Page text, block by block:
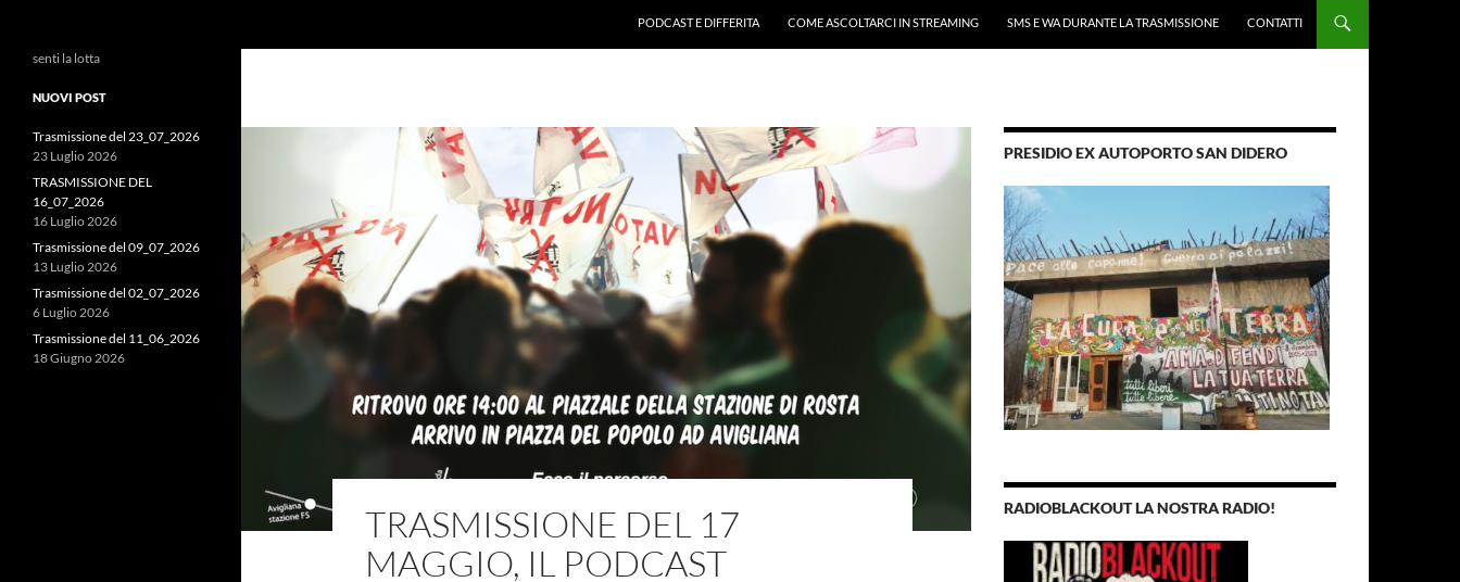
PODCAST E DIFFERITA COME ASCOLTARCI IN STREAMING SMS E WA DURANTE LA TRASMISSIONE CONTATTI
TRASMISSIONE DEL 17
MAGGIO, IL PODCAST
PRESIDIO EX AUTOPORTO SAN DIDERO
RADIOBLACKOUT LA NOSTRA RADIO!
senti la lotta
NUOVI POST
Trasmissione del 23_07_2026
23 Luglio 2026
TRASMISSIONE DEL
16_07_2026
16 Luglio 2026
Trasmissione del 09_07_2026
13 Luglio 2026
Trasmissione del 02_07_2026
6 Luglio 2026
Trasmissione del 11_06_2026
18 Giugno 2026